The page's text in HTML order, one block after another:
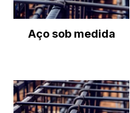
Aço sob medida